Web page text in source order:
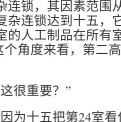
连锁，其因素范围
杂连锁达到十五，
的人工制品在所有
个角度来看，第二
很重要？”
为十五把第24室